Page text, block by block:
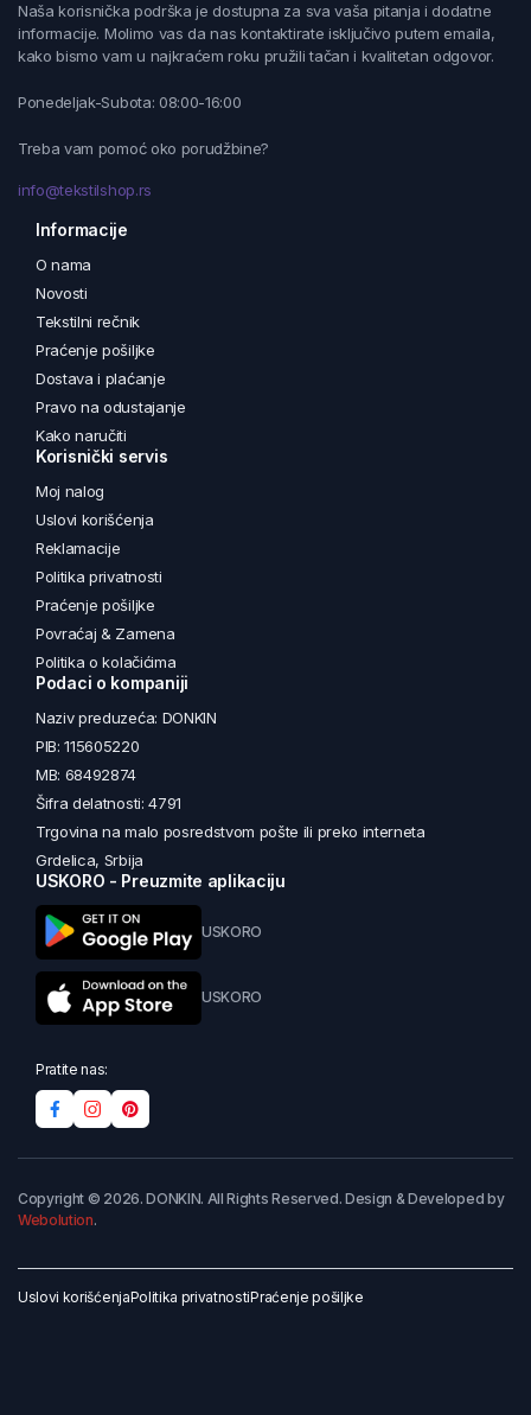
Naša korisnička podrška je dostupna za sva vaša pitanja i dodatne
informacije. Molimo vas da nas kontaktirate isključivo putem emaila,
kako bismo vam u najkraćem roku pružili tačan i kvalitetan odgovor.
Ponedeljak-Subota: 08:00-16:00
Treba vam pomoć oko porudžbine?
info@tekstilshop.rs
Informacije
O nama
Novosti
Tekstilni rečnik
Praćenje pošiljke
Dostava i plaćanje
Pravo na odustajanje
Kako naručiti
Korisnički servis
Moj nalog
Uslovi korišćenja
Reklamacije
Politika privatnosti
Praćenje pošiljke
Povraćaj & Zamena
Politika o kolačićima
Podaci o kompaniji
Naziv preduzeća: DONKIN
PIB: 115605220
MB: 68492874
Šifra delatnosti: 4791
Trgovina na malo posredstvom pošte ili preko interneta
Grdelica, Srbija
USKORO - Preuzmite aplikaciju
USKORO
USKORO
Pratite nas:
Copyright © 2026. DONKIN. All Rights Reserved. Design & Developed by
Webolution.
Uslovi korišćenjaPolitika privatnostiPraćenje pošiljke